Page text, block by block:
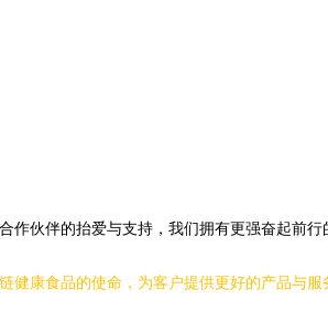
作伙伴的抬爱与支持，我们拥有更强奋起前行
康食品的使命，为客户提供更好的产品与服